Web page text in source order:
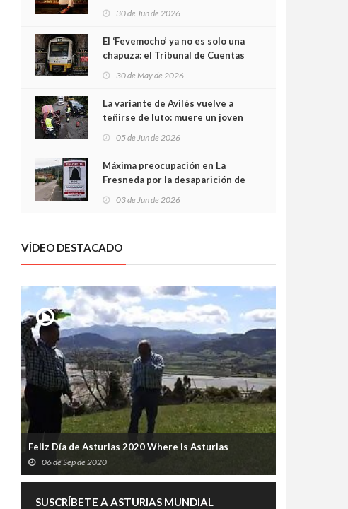
30 de Jun de 2026
El ‘Fevemocho’ ya no es solo una
chapuza: el Tribunal de Cuentas
sobrecoste de los trenes que no
cabían por los túneles
30 de May de 2026
La variante de Avilés vuelve a
teñirse de luto: muere un joven
05 de Jun de 2026
Máxima preocupación en La
Fresneda por la desaparición de
03 de Jun de 2026
VÍDEO DESTACADO
Feliz Día de Asturias 2020 Where is Asturias
06 de Sep de 2020
SUSCRÍBETE A ASTURIAS MUNDIAL